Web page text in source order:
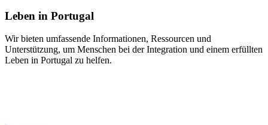
Leben in Portugal
Wir bieten umfassende Informationen, Ressourcen und
Unterstützung, um Menschen bei der Integration und einem erfüllten
Leben in Portugal zu helfen.